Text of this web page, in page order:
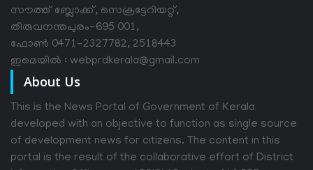
സൗത്ത് ബ്ലോക്ക്, സെക്രട്ടേറിയറ്റ്,
തിരുവനന്തപുരം-695 001,
ഫോൺ 0471-2327782, 2518443
ഇമെയിൽ : webprdkerala@gmail.com
About Us
This is the News Portal of Government of Kerala
developed with an objective to function as single source
of development news for citizens. The content in this
portal is the result of the collaborative effort of District